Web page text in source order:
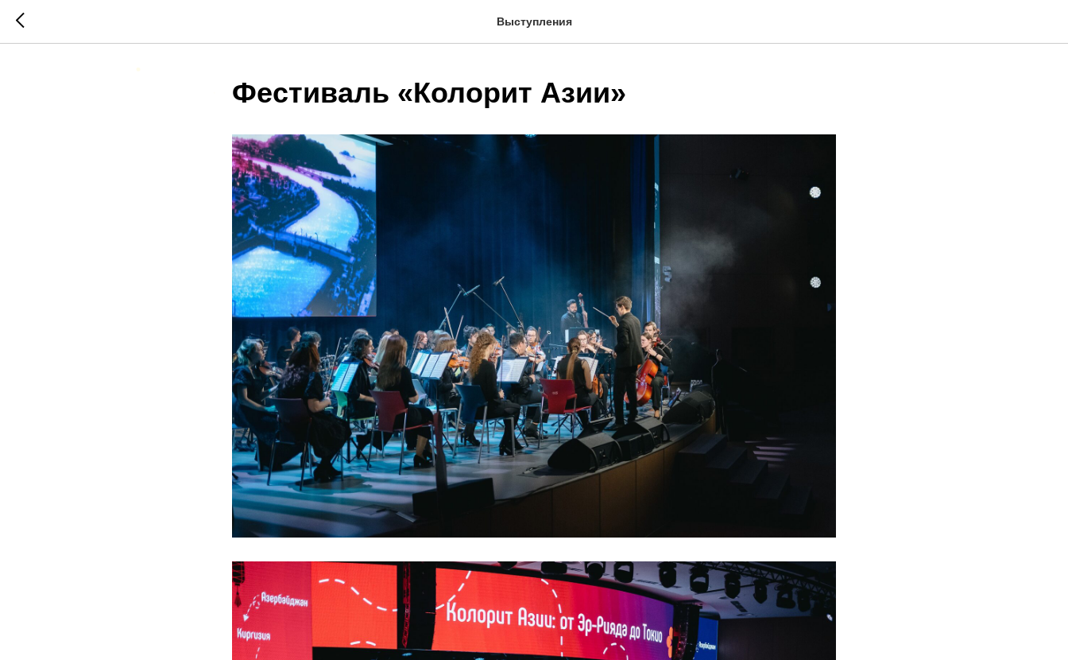
Выступления
Фестиваль «Колорит Азии»